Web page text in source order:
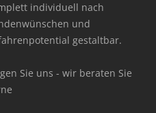
individuell nach
und
gestaltbar.
Sie uns - wir beraten Sie